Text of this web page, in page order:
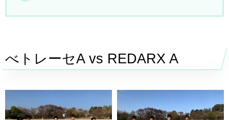
べトレーセA vs REDARX A